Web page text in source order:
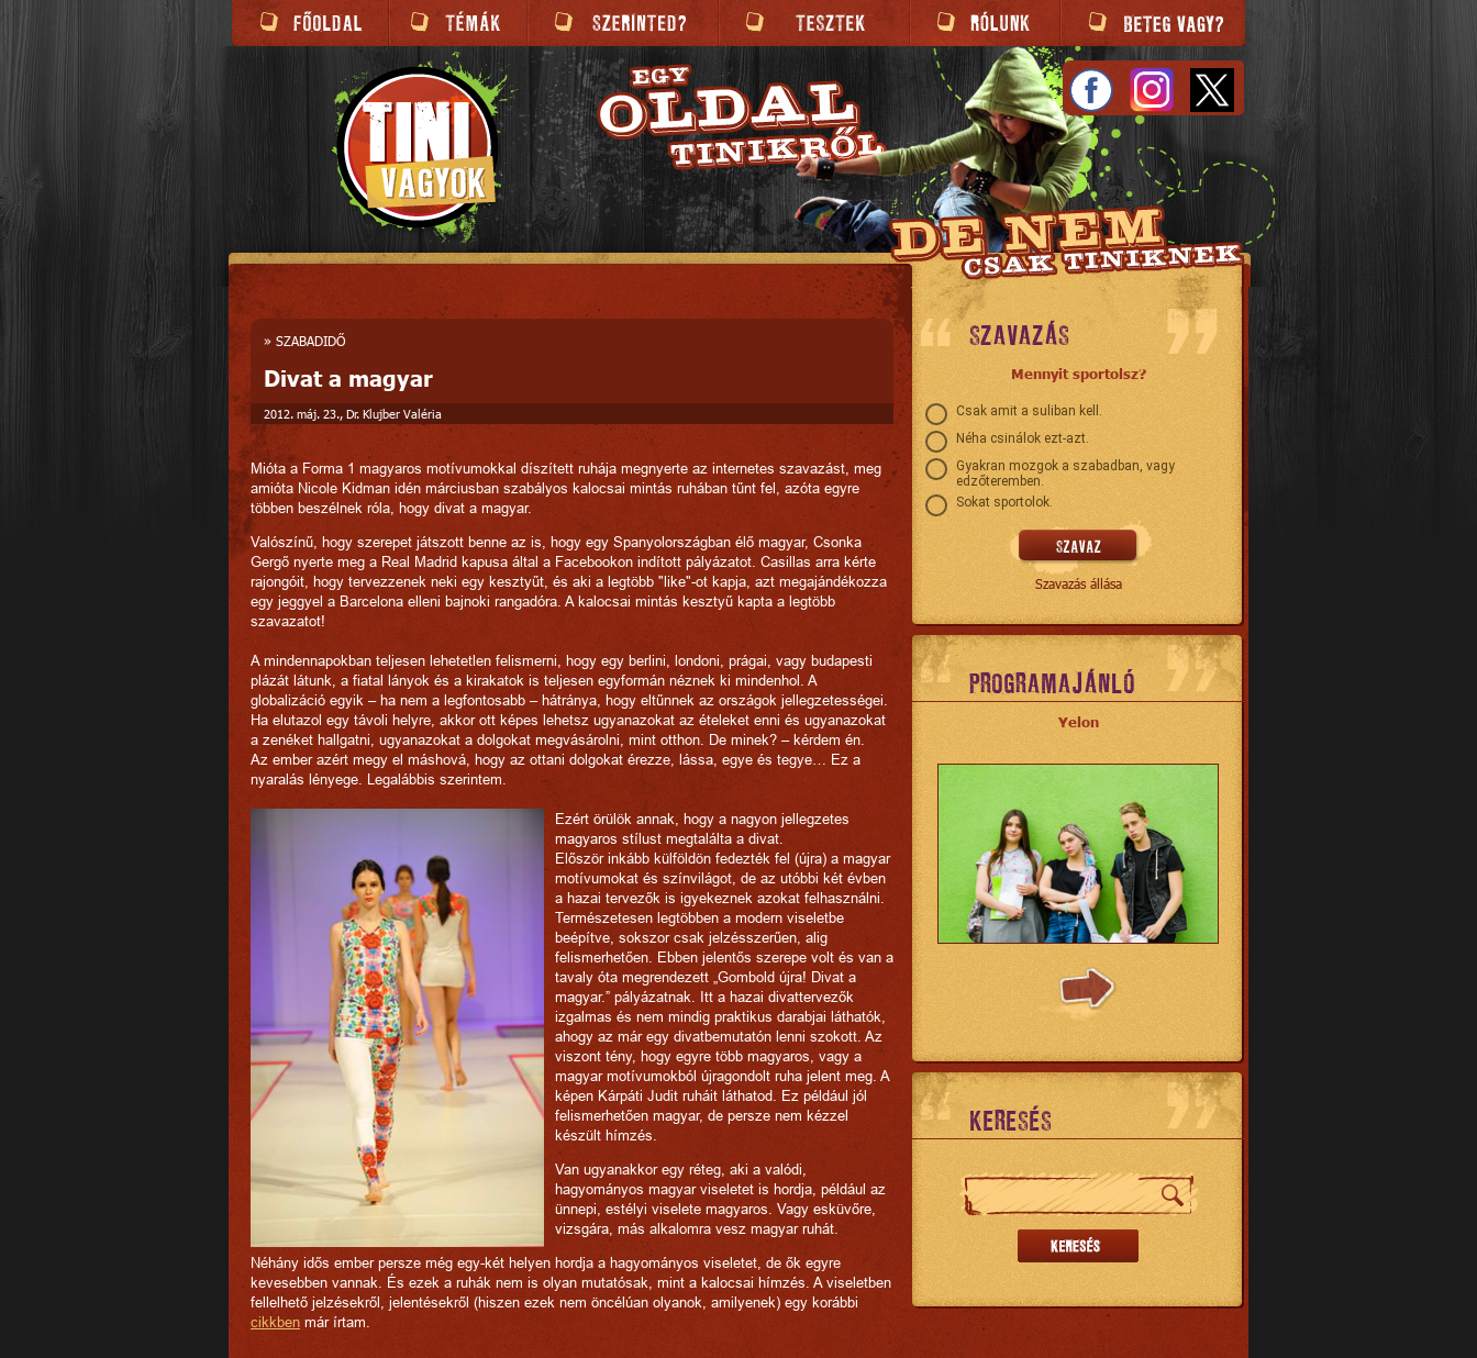
» SZABADIDŐ
Divat a magyar
2012. máj. 23., Dr. Klujber Valéria
Mióta a Forma 1 magyaros motívumokkal díszített ruhája megnyerte az internetes szavazást, meg
amióta Nicole Kidman idén márciusban szabályos kalocsai mintás ruhában tűnt fel, azóta egyre
többen beszélnek róla, hogy divat a magyar.
Valószínű, hogy szerepet játszott benne az is, hogy egy Spanyolországban élő magyar, Csonka
Gergő nyerte meg a Real Madrid kapusa által a Facebookon indított pályázatot. Casillas arra kérte
rajongóit, hogy tervezzenek neki egy kesztyűt, és aki a legtöbb "like"-ot kapja, azt megajándékozza
egy jeggyel a Barcelona elleni bajnoki rangadóra. A kalocsai mintás kesztyű kapta a legtöbb
szavazatot!
A mindennapokban teljesen lehetetlen felismerni, hogy egy berlini, londoni, prágai, vagy budapesti
plázát látunk, a fiatal lányok és a kirakatok is teljesen egyformán néznek ki mindenhol. A
globalizáció egyik – ha nem a legfontosabb – hátránya, hogy eltűnnek az országok jellegzetességei.
Ha elutazol egy távoli helyre, akkor ott képes lehetsz ugyanazokat az ételeket enni és ugyanazokat
a zenéket hallgatni, ugyanazokat a dolgokat megvásárolni, mint otthon. De minek? – kérdem én.
Az ember azért megy el máshová, hogy az ottani dolgokat érezze, lássa, egye és tegye… Ez a
nyaralás lényege. Legalábbis szerintem.
Ezért örülök annak, hogy a nagyon jellegzetes
magyaros stílust megtalálta a divat.
Először inkább külföldön fedezték fel (újra) a magyar
motívumokat és színvilágot, de az utóbbi két évben
a hazai tervezők is igyekeznek azokat felhasználni.
Természetesen legtöbben a modern viseletbe
beépítve, sokszor csak jelzésszerűen, alig
felismerhetően. Ebben jelentős szerepe volt és van a
tavaly óta megrendezett „Gombold újra! Divat a
magyar.” pályázatnak. Itt a hazai divattervezők
izgalmas és nem mindig praktikus darabjai láthatók,
ahogy az már egy divatbemutatón lenni szokott. Az
viszont tény, hogy egyre több magyaros, vagy a
magyar motívumokból újragondolt ruha jelent meg. A
képen Kárpáti Judit ruháit láthatod. Ez például jól
felismerhetően magyar, de persze nem kézzel
készült hímzés.
Van ugyanakkor egy réteg, aki a valódi,
hagyományos magyar viseletet is hordja, például az
ünnepi, estélyi viselete magyaros. Vagy esküvőre,
vizsgára, más alkalomra vesz magyar ruhát.
Néhány idős ember persze még egy-két helyen hordja a hagyományos viseletet, de ők egyre
kevesebben vannak. És ezek a ruhák nem is olyan mutatósak, mint a kalocsai hímzés. A viseletben
fellelhető jelzésekről, jelentésekről (hiszen ezek nem öncélúan olyanok, amilyenek) egy korábbi
cikkben már írtam.
SZAVAZÁS
Mennyit sportolsz?
Csak amit a suliban kell.
Néha csinálok ezt-azt.
Gyakran mozgok a szabadban, vagy
edzőteremben.
Sokat sportolok.
Szavazás állása
PROGRAMAJÁNLÓ
Yelon
KERESÉS